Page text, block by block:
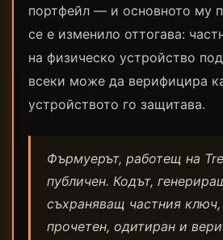
портфейл — и основното му
се е изменило оттогава:
на физическо устройство
всеки може да верифицира
устройството го защитава.
Фърмуерът, работещ на
публичен. Кодът,
съхраняващ частния
прочетен, одитиран и